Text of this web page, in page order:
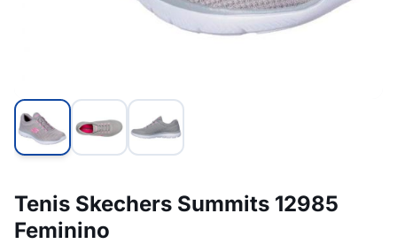
Tenis Skechers Summits 12985
Feminino